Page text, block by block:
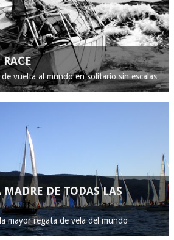
vuelta al mundo en solitario sin escalas
DE TODAS LAS
mayor regata de vela del mundo